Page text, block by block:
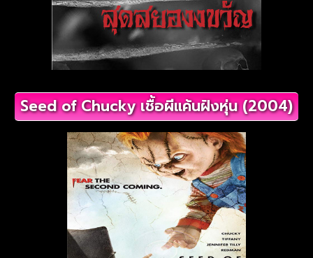
Seed of Chucky เชื้อผีแค้นฝังหุ่น (2004)